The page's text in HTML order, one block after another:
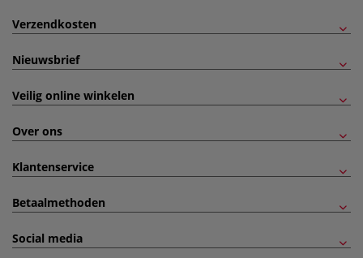
Verzendkosten
Nieuwsbrief
Veilig online winkelen
Over ons
Klantenservice
Betaalmethoden
Social media